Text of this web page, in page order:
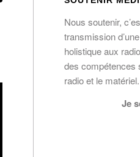
Nous soutenir,
transmission
holistique aux
des compétences
radio et le matériel.
Je